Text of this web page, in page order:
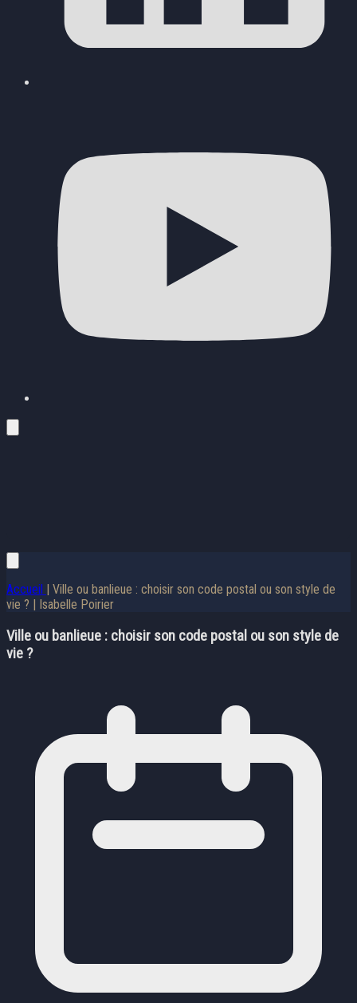
Accueil | Ville ou banlieue : choisir son code postal ou son style de
vie ? | Isabelle Poirier
Ville ou banlieue : choisir son code postal ou son style de
vie ?